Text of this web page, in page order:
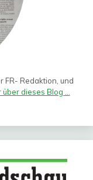
FR- Redaktion, und
dieses Blog ...